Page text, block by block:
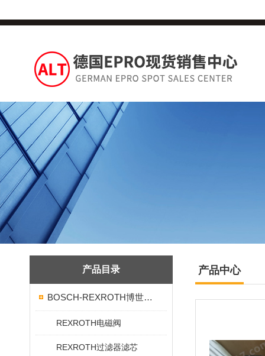
产品目录
BOSCH-REXROTH博世力士乐
REXROTH电磁阀
REXROTH过滤器滤芯
产品中心